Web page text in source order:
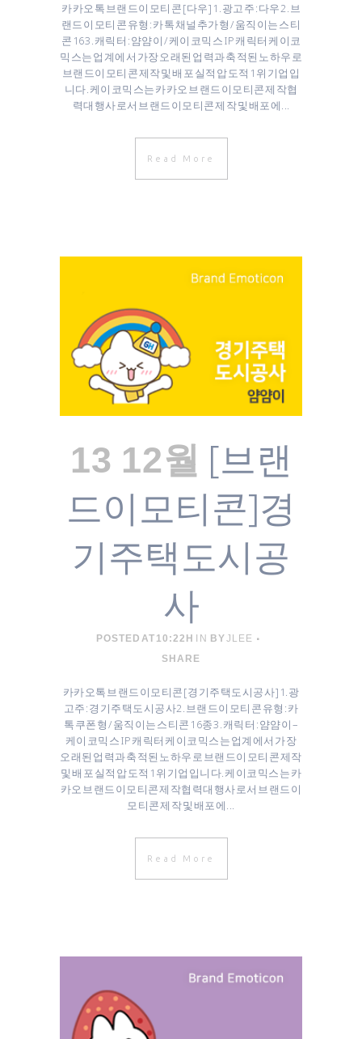
카카오톡 브랜드이모티콘 [ 다우 ] 1. 광고주 : 다우 2. 브
랜드 이모티콘 유형 : 카톡 채널추가형 / 움직이는 스티
콘 16 3. 캐릭터 : 얌얌이 / 케이코믹스 IP 캐릭터 케이코
믹스는 업계에서 가장 오래된 업력과 축적된 노하우로
브랜드이모티콘 제작 및 배포 실적 압도적 1위 기업입
니다. 케이코믹스는 카카오 브랜드이모티콘 제작협
력대행사로서 브랜드이모티콘 제작 및 배포에...
Read More
13 12월 [브랜
드이모티콘]경
기주택도시공
사
POSTED AT 10:22H IN BYJLEE
SHARE
카카오톡 브랜드이모티콘 [ 경기주택도시공사 ] 1. 광
고주 : 경기주택도시공사 ​2. 브랜드이모티콘 유형 : 카
톡 쿠폰형 / 움직이는 스티콘 16종 3. 캐릭터 : 얌얌이 –
케이코믹스 IP 캐릭터 케이코믹스는 업계에서 가장
오래된 업력과 축적된 노하우로 브랜드이모티콘 제작
및 배포 실적 압도적 1위 기업입니다. 케이코믹스는 카
카오 브랜드이모티콘 제작협력대행사로서 브랜드이
모티콘 제작 및 배포에...
Read More